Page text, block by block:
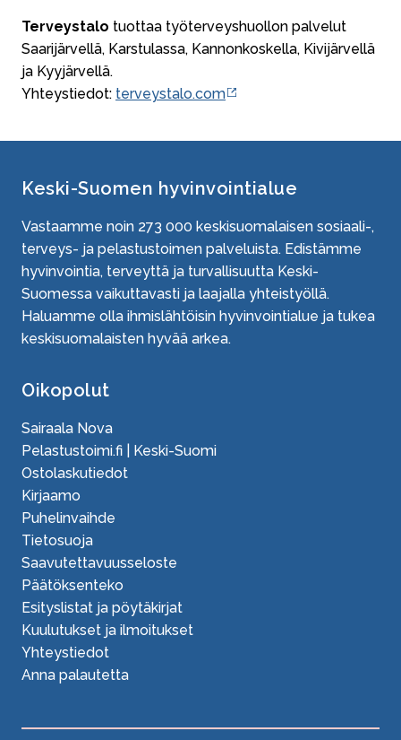
Terveystalo tuottaa työterveyshuollon palvelut
Saarijärvellä, Karstulassa, Kannonkoskella, Kivijärvellä
ja Kyyjärvellä.
Yhteystiedot: terveystalo.com
Keski-Suomen hyvinvointialue
Vastaamme noin 273 000 keskisuomalaisen sosiaali-,
terveys- ja pelastustoimen palveluista. Edistämme
hyvinvointia, terveyttä ja turvallisuutta Keski-
Suomessa vaikuttavasti ja laajalla yhteistyöllä.
Haluamme olla ihmislähtöisin hyvinvointialue ja tukea
keskisuomalaisten hyvää arkea.
Oikopolut
Sairaala Nova
Pelastustoimi.fi | Keski-Suomi
Ostolaskutiedot
Kirjaamo
Puhelinvaihde
Tietosuoja
Saavutettavuusseloste
Päätöksenteko
Esityslistat ja pöytäkirjat
Kuulutukset ja ilmoitukset
Yhteystiedot
Anna palautetta